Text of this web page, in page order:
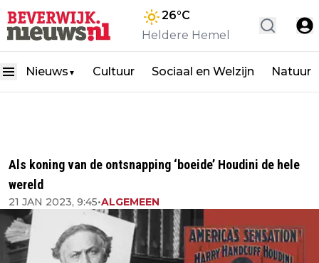
26°C
Heldere Hemel
Nieuws ▼ Cultuur Sociaal en Welzijn Natuur
Als koning van de ontsnapping ‘boeide’ Houdini de hele
wereld
21 JAN 2023, 9:45•ALGEMEEN